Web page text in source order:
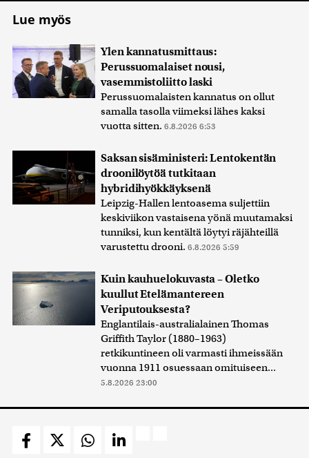
Lue myös
Ylen kannatusmittaus:
Perussuomalaiset nousi,
vasemmistoliitto laski
Perussuomalaisten kannatus on ollut
samalla tasolla viimeksi lähes kaksi
vuotta sitten. 6.8.2026 6:53
Saksan sisäministeri: Lentokentän
droonilöytöä tutkitaan
hybridihyökkäyksenä
Leipzig-Hallen lentoasema suljettiin
keskiviikon vastaisena yönä muutamaksi
tunniksi, kun kentältä löytyi räjähteillä
varustettu drooni. 6.8.2026 5:59
Kuin kauhuelokuvasta – Oletko
kuullut Etelämantereen
Veriputouksesta?
Englantilais-australialainen Thomas
Griffith Taylor (1880–1963)
retkikuntineen oli varmasti ihmeissään
vuonna 1911 osuessaan omituiseen...
5.8.2026 23:00